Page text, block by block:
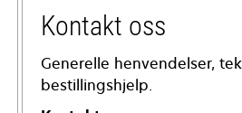
Kontakt oss
Generelle henvendelser,
bestillingshjelp.